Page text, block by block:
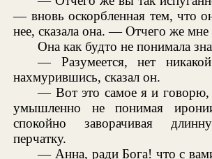
— вновь оскорбленная тем, что
нее, сказала она. — Отчего же мне
Она как будто не понимала
— Разумеется, нет
нахмурившись, сказал он.
— Вот это самое я и говорю,
умышленно не понимая
спокойно заворачивая
перчатку.
— Анна, ради Бога! что с